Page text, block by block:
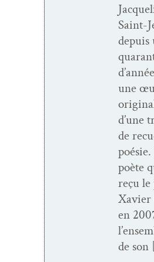
Saint-
depuis
une
d’une
de
poète
reçu
en
de